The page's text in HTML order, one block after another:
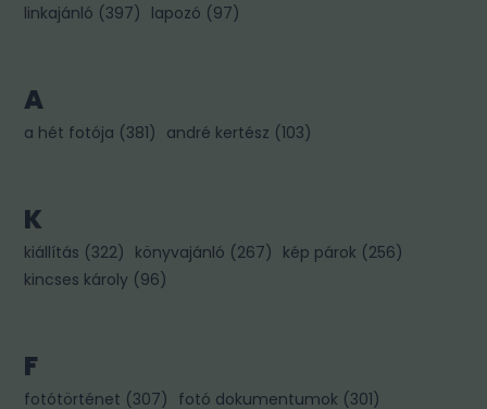
linkajánló (397) lapozó (97)
A
a hét fotója (381) andré kertész (103)
K
kiállítás (322) könyvajánló (267) kép párok (256)
kincses károly (96)
F
fotótörténet (307) fotó dokumentumok (301)